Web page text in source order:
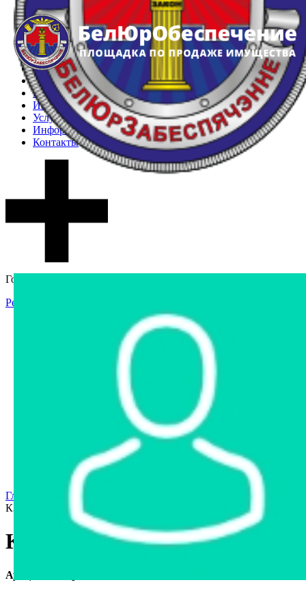
Главная
Арестованное имущество
Реестр несостоявшихся торгов
Реестр переоценок
Частное имущество
Государственное имущество
Интернет-магазин
Интернет-витрина
Услуги
Информация
Контакты
Гостевой доступ
Регистрация
Интернет-магазин
Интернет-витрина
Арестованное имущество
Реестр несостоявшихся торгов
Реестр переоценок
Государственное имущество
Главная страница
КЗС-1218-10, 2011
Комбайн КЗС-1218-10, 2011
Аукцион завершён